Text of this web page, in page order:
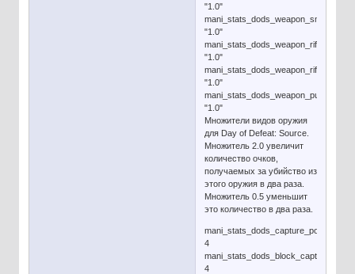
"1.0"
mani_stats_dods_weapon_smoke_ger
"1.0"
mani_stats_dods_weapon_riflegren_us
"1.0"
"1.0"
mani_stats_dods_weapon_punch
"1.0"
Множители видов оружия
для Day of Defeat: Source.
Множитель 2.0 увеличит
количество очков,
получаемых за убийство из
этого оружия в два раза.
Множитель 0.5 уменьшит
это количество в два раза.
mani_stats_dods_capture_point
4
mani_stats_dods_block_capture
4